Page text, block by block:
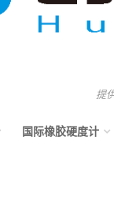
提
国际橡胶硬度计